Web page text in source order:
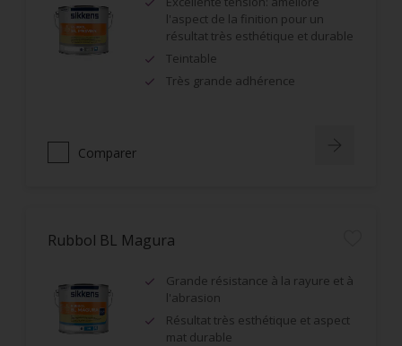
l'aspect de la finition pour un
résultat très esthétique et durable
Teintable
Très grande adhérence
Comparer
Rubbol BL Magura
Grande résistance à la rayure et à
l'abrasion
Résultat très esthétique et aspect
mat durable